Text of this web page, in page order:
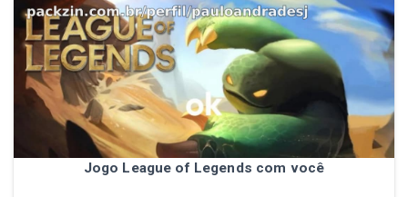
Jogo League of Legends com você